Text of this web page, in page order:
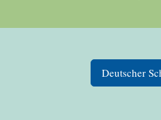
Deutscher